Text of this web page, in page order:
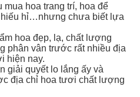
mua hoa trang trí, hoa để
hiếu hỉ…nhưng chưa biết lựa
hoa đẹp, lạ, chất lượng
phân vân trước rất nhiều địa
hiện nay.
giải quyết lo lắng ấy và
địa chỉ hoa tươi chất lượng